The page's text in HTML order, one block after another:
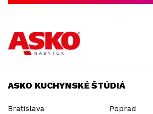
ASKO KUCHYNSKÉ ŠTÚDIÁ
Bratislava
Poprad